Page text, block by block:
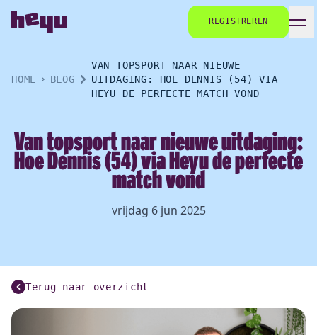
REGISTREREN
HOME BLOG
VAN TOPSPORT NAAR NIEUWE
UITDAGING: HOE DENNIS (54) VIA
HEYU DE PERFECTE MATCH VOND
Van topsport naar nieuwe uitdaging:
Hoe Dennis (54) via Heyu de perfecte
match vond
vrijdag 6 jun 2025
Terug naar overzicht